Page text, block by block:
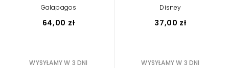
Galapagos
64,00 zł
WYSYŁAMY W 3 DNI
Disney
37,00 zł
WYSYŁAMY W 3 DNI